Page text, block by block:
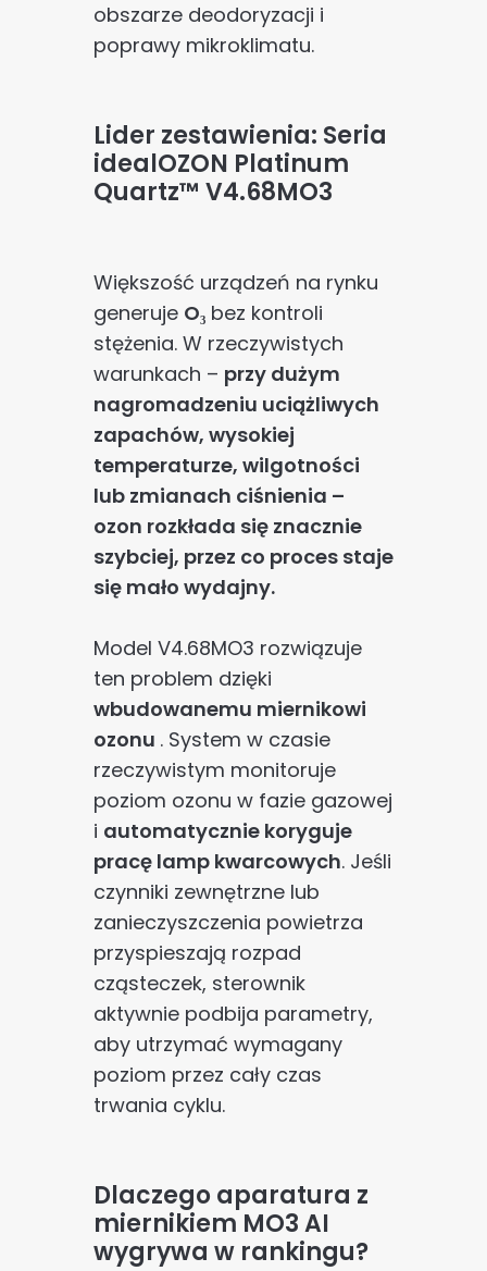
obszarze deodoryzacji i
poprawy mikroklimatu.
Lider zestawienia: Seria
idealOZON Platinum
Quartz™ V4.68MO3
Większość urządzeń na rynku
generuje O₃ bez kontroli
stężenia. W rzeczywistych
warunkach – przy dużym
nagromadzeniu uciążliwych
zapachów, wysokiej
temperaturze, wilgotności
lub zmianach ciśnienia –
ozon rozkłada się znacznie
szybciej, przez co proces staje
się mało wydajny.
Model V4.68MO3 rozwiązuje
ten problem dzięki
wbudowanemu miernikowi
ozonu . System w czasie
rzeczywistym monitoruje
poziom ozonu w fazie gazowej
i automatycznie koryguje
pracę lamp kwarcowych. Jeśli
czynniki zewnętrzne lub
zanieczyszczenia powietrza
przyspieszają rozpad
cząsteczek, sterownik
aktywnie podbija parametry,
aby utrzymać wymagany
poziom przez cały czas
trwania cyklu.
Dlaczego aparatura z
miernikiem MO3 AI
wygrywa w rankingu?